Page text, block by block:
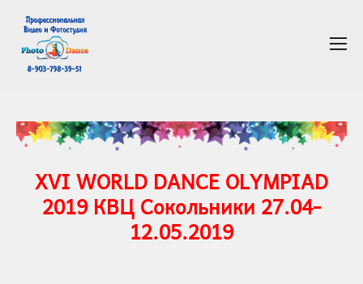
XVI WORLD DANCE OLYMPIAD
2019КВЦ Сокольники 27.04-
12.05.2019